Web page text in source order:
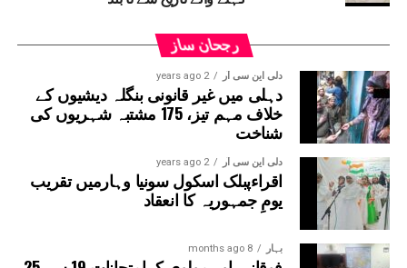
قانون ساز پارٹی کے چیف وہپ سنجیو جھا کی قیادت میں،
حکومت کے خلاف نعرے لگائے۔
رجحان ساز
دلی این سی آر 2 years ago
دہلی میں غیر قانونی بنگلہ دیشیوں کے
خلاف مہم تیز، 175 مشتبہ شہریوں کی
شناخت
دلی این سی آر 2 years ago
اقراءپبلک اسکول سونیا وہارمیں تقریب
یومِ جمہوریہ کا انعقاد
بہار 8 months ago